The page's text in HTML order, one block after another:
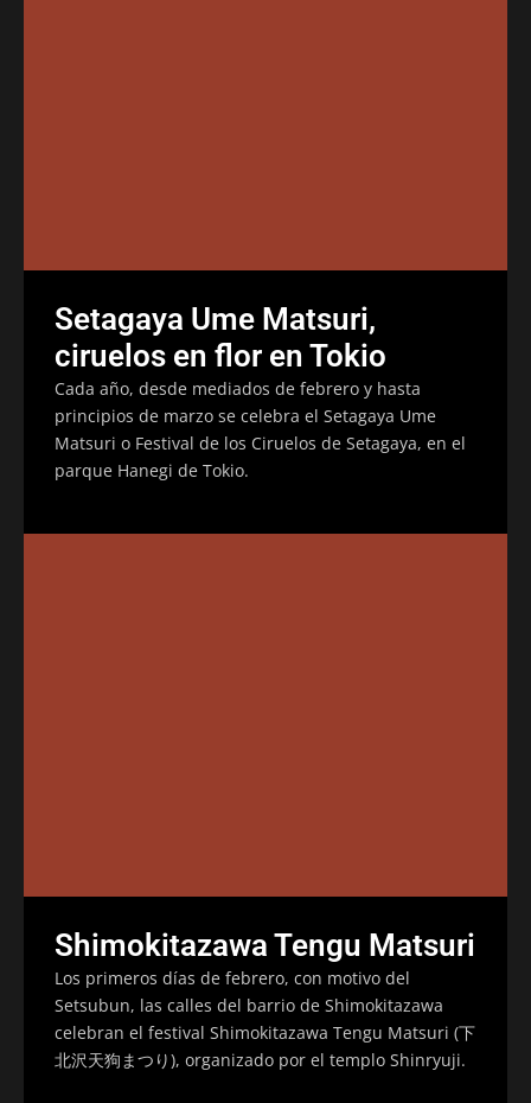
Setagaya Ume Matsuri,
ciruelos en flor en Tokio
Cada año, desde mediados de febrero y hasta
principios de marzo se celebra el Setagaya Ume
Matsuri o Festival de los Ciruelos de Setagaya, en el
parque Hanegi de Tokio.
Shimokitazawa Tengu Matsuri
Los primeros días de febrero, con motivo del
Setsubun, las calles del barrio de Shimokitazawa
celebran el festival Shimokitazawa Tengu Matsuri (下
北沢天狗まつり), organizado por el templo Shinryuji.